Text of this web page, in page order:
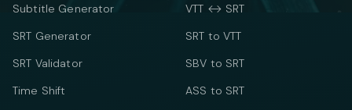
Subtitle Generator
SRT Generator
SRT Validator
Time Shift
VTT ↔ SRT
SRT to VTT
SBV to SRT
ASS to SRT